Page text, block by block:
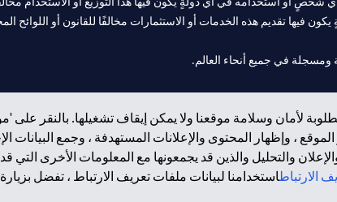
لأمان وسلامة موقعنا ولا يمكن إيقاف تشغيلها. بالنقر على
، وإظهار المحتوى والإعلانات المستهدفة ، وجمع البيانات
والتحليل والذين قد يجمعونها مع المعلومات الأخرى التي
الارتباطاستخدامنا لبيانات ملفات تعريف الارتباط ، تفضل
فيها تقديم هذه الخدمات أو الاستثمارات مخالفًا للقانون أو اللوائح
المتحدة المركزي كفرع لبنك أجنبي.